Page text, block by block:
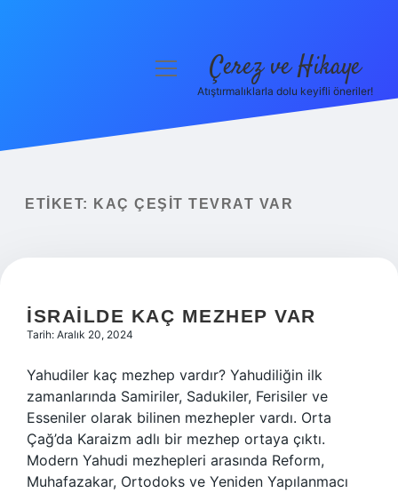
Yasal Uyarı
menüyü Çerez ve Hikaye
Atıştırmalıklarla dolu keyifli öneriler!
ETIKET: KAÇ ÇEŞIT TEVRAT VAR
İSRAILDE KAÇ MEZHEP VAR
Tarih: Aralık 20, 2024
Yahudiler kaç mezhep vardır? Yahudiliğin ilk
zamanlarında Samiriler, Sadukiler, Ferisiler ve
Esseniler olarak bilinen mezhepler vardı. Orta
Çağ’da Karaizm adlı bir mezhep ortaya çıktı.
Modern Yahudi mezhepleri arasında Reform,
Muhafazakar, Ortodoks ve Yeniden Yapılanmacı